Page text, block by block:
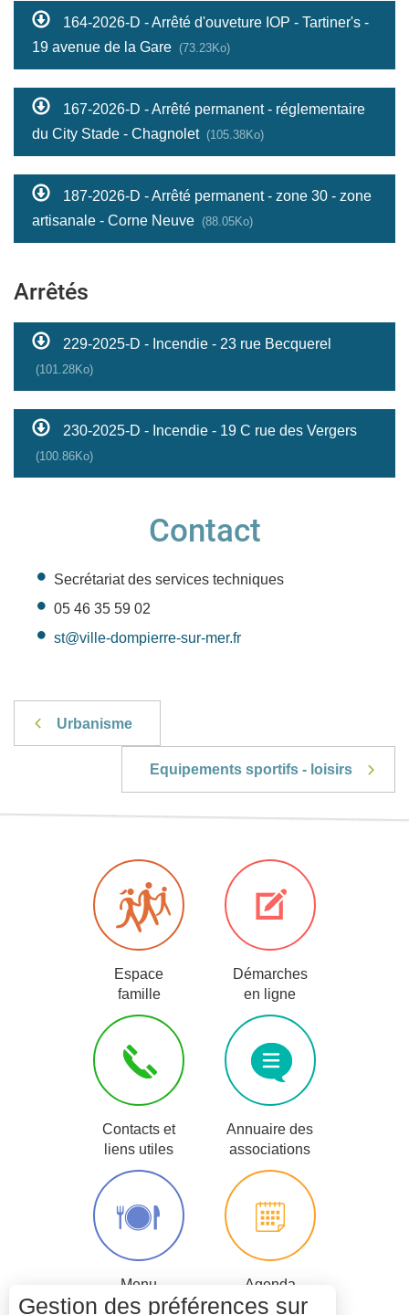
164-2026-D - Arrêté d'ouveture IOP - Tartiner's -
19 avenue de la Gare (73.23Ko)
167-2026-D - Arrêté permanent - réglementaire
du City Stade - Chagnolet (105.38Ko)
187-2026-D - Arrêté permanent - zone 30 - zone
artisanale - Corne Neuve (88.05Ko)
Arrêtés
229-2025-D - Incendie - 23 rue Becquerel
(101.28Ko)
230-2025-D - Incendie - 19 C rue des Vergers
(100.86Ko)
Contact
Secrétariat des services techniques
05 46 35 59 02
st@ville-dompierre-sur-mer.fr
Urbanisme
Equipements sportifs - loisirs
Espace
famille
Démarches
en ligne
Contacts et
liens utiles
Annuaire des
associations
Menu
scolaire
Agenda
Gestion des préférences sur